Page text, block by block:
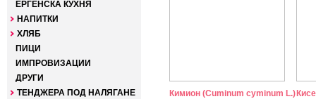
ЕРГЕНСКА КУХНЯ
НАПИТКИ
ХЛЯБ
ПИЦИ
ИМПРОВИЗАЦИИ
ДРУГИ
ТЕНДЖЕРА ПОД НАЛЯГАНЕ
Кимион (Cuminum cyminum L.)